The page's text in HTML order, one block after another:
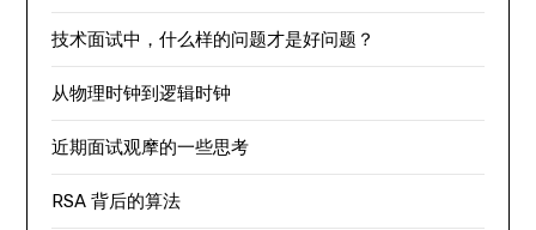
技术面试中，什么样的问题才是好问题？
从物理时钟到逻辑时钟
近期面试观摩的一些思考
RSA 背后的算法